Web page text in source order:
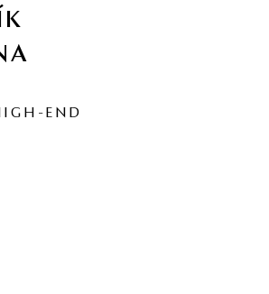
END